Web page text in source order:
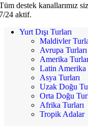
destek kanallarımız
24 aktif.
Yurt Dışı Turları
Maldivler
Avrupa Turları
Amerika
Latin Amerika
Asya Turları
Uzak Doğu
Orta Doğu
Afrika Turları
Tropik Adalar